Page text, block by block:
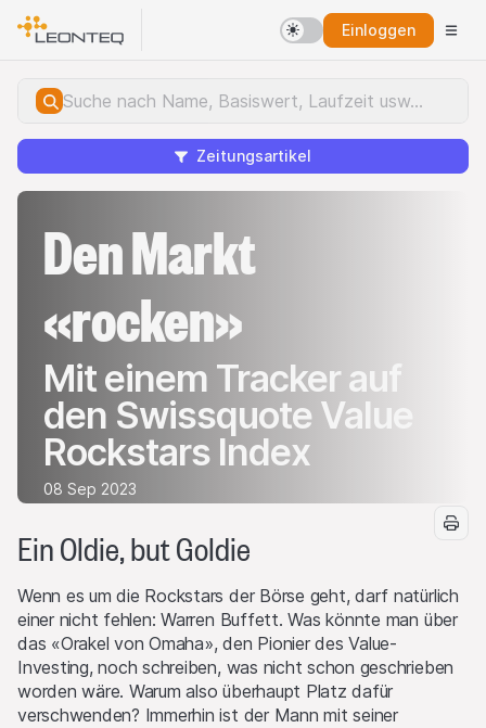
Einloggen
Zeitungsartikel
Den Markt
«rocken»
Mit einem Tracker auf
den Swissquote Value
Rockstars Index
08 Sep 2023
Ein Oldie, but Goldie
Wenn es um die Rockstars der Börse geht, darf natürlich
einer nicht fehlen: Warren Buffett. Was könnte man über
das «Orakel von Omaha», den Pionier des Value-
Investing, noch schreiben, was nicht schon geschrieben
worden wäre. Warum also überhaupt Platz dafür
verschwenden? Immerhin ist der Mann mit seiner